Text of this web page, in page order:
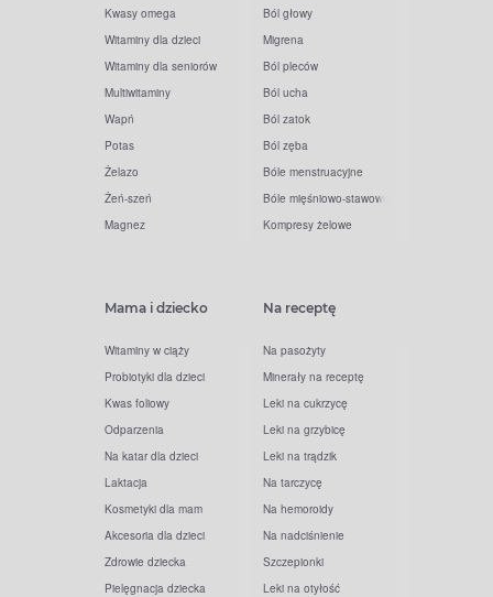
Kwasy omega
Witaminy dla dzieci
Witaminy dla seniorów
Multiwitaminy
Wapń
Potas
Żelazo
Żeń-szeń
Magnez
Ból głowy
Migrena
Ból pleców
Ból ucha
Ból zatok
Ból zęba
Bóle menstruacyjne
Bóle mięśniowo-stawowe
Kompresy żelowe
Mama i dziecko
Witaminy w ciąży
Probiotyki dla dzieci
Kwas foliowy
Odparzenia
Na katar dla dzieci
Laktacja
Kosmetyki dla mam
Akcesoria dla dzieci
Zdrowie dziecka
Pielęgnacja dziecka
Na receptę
Na pasożyty
Minerały na receptę
Leki na cukrzycę
Leki na grzybicę
Leki na trądzik
Na tarczycę
Na hemoroidy
Na nadciśnienie
Szczepionki
Leki na otyłość